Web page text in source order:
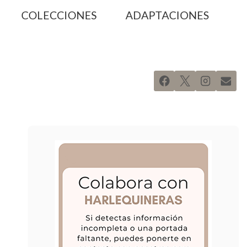
COLECCIONES ADAPTACIONES